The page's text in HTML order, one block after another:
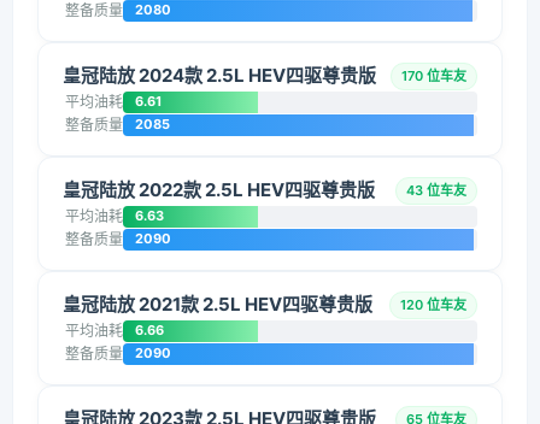
整备质量 2080
皇冠陆放 2024款 2.5L HEV四驱尊贵版 170 位车友
平均油耗 6.61
整备质量 2085
皇冠陆放 2022款 2.5L HEV四驱尊贵版 43 位车友
平均油耗 6.63
整备质量 2090
皇冠陆放 2021款 2.5L HEV四驱尊贵版 120 位车友
平均油耗 6.66
整备质量 2090
皇冠陆放 2023款 2.5L HEV四驱尊贵版 65 位车友